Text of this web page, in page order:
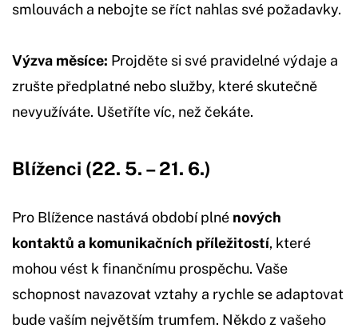
smlouvách a nebojte se říct nahlas své požadavky.
Výzva měsíce: Projděte si své pravidelné výdaje a
zrušte předplatné nebo služby, které skutečně
nevyužíváte. Ušetříte víc, než čekáte.
Blíženci (22. 5. – 21. 6.)
Pro Blížence nastává období plné nových
kontaktů a komunikačních příležitostí, které
mohou vést k finančnímu prospěchu. Vaše
schopnost navazovat vztahy a rychle se adaptovat
bude vaším největším trumfem. Někdo z vašeho